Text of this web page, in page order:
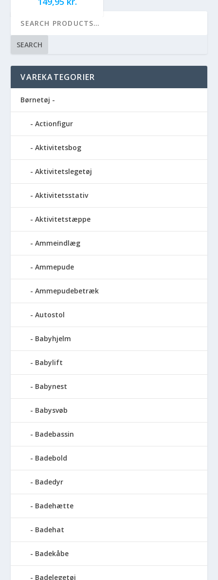
SEARCH
VAREKATEGORIER
Børnetøj -
Actionfigur
Aktivitetsbog
Aktivitetslegetøj
Aktivitetsstativ
Aktivitetstæppe
Ammeindlæg
Ammepude
Ammepudebetræk
Autostol
Babyhjelm
Babylift
Babynest
Babysvøb
Badebassin
Badebold
Badedyr
Badehætte
Badehat
Badekåbe
Badelegetøj